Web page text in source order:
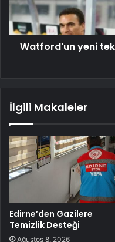
Watford'un yeni
İlgili Makaleler
Edirne’den Gazilere
Temizlik Desteği
Ağustos 8, 2026